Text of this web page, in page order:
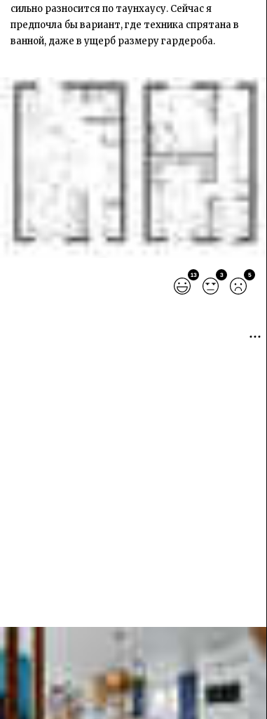
сильно разносится по таунхаусу. Сейчас я
предпочла бы вариант, где техника спрятана в
ванной, даже в ущерб размеру гардероба.
13 3 5